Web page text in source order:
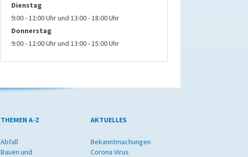
Dienstag
9:00 - 12:00 Uhr und 13:00 - 18:00 Uhr
Donnerstag
9:00 - 12:00 Uhr und 13:00 - 15:00 Uhr
THEMEN A-Z
Abfall
Bauen und
AKTUELLES
Bekanntmachungen
Corona Virus